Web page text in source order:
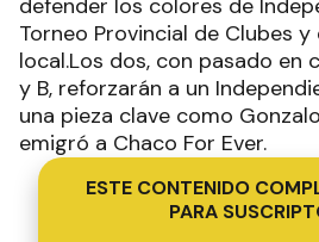
defender los colores de
Torneo Provincial de Clubes y
local.Los dos, con pasado en
y B, reforzarán a un
una pieza clave como
emigró a Chaco For Ever.
ESTE CONTENIDO
PARA